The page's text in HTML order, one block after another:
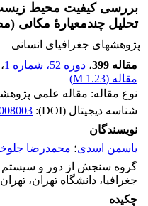
بررسی کیفیت محیط ‏زیست
تحلیل چندمعیارۀ مکانی
پژوهشهای جغرافیای انسانی
مقاله 399
، دوره 52، شماره 1 ،
مقاله (1.23 M
)
نوع مقاله: مقاله علمی
شناسه دیجیتال (DOI):
نویسندگان
یاسمن اسدی؛ محمدرضا
گروه سنجش از دور و سیستم
جغرافیا، دانشگاه تهران،
چکیده